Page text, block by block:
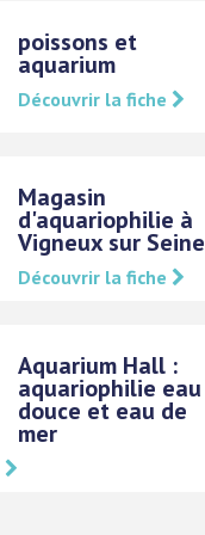
poissons et
aquarium
Découvrir la fiche
Magasin
d'aquariophilie à
Vigneux sur Seine
Découvrir la fiche
Aquarium Hall :
aquariophilie eau
douce et eau de
mer